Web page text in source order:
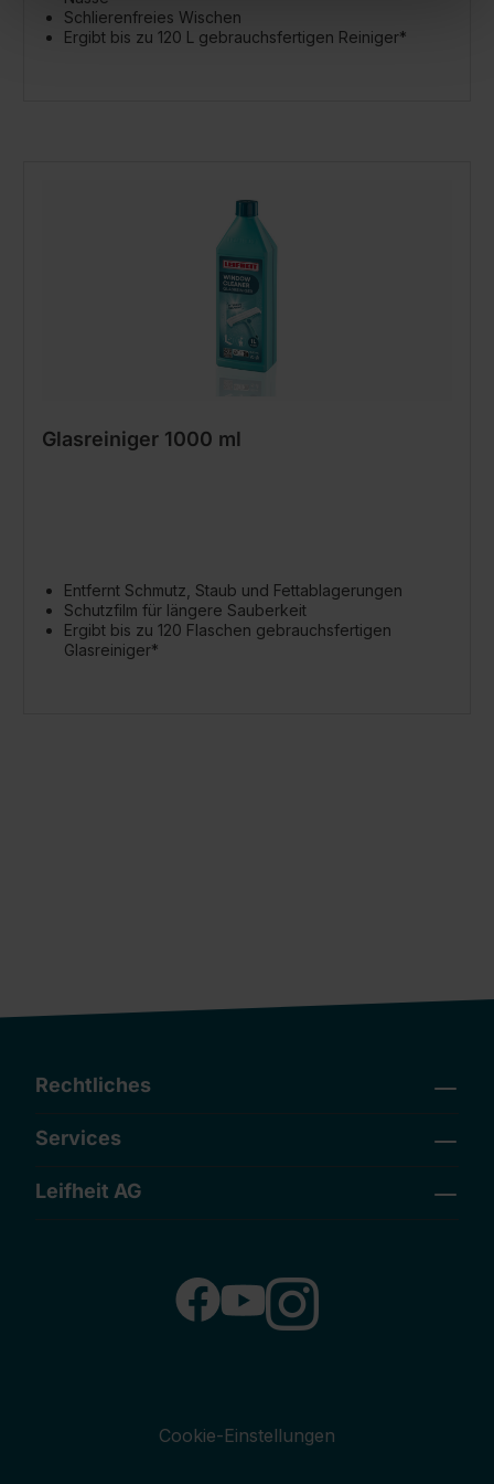
Schlierenfreies Wischen
Ergibt bis zu 120 L gebrauchsfertigen Reiniger*
Glasreiniger 1000 ml
Entfernt Schmutz, Staub und Fettablagerungen
Schutzfilm für längere Sauberkeit
Ergibt bis zu 120 Flaschen gebrauchsfertigen
Glasreiniger*
Rechtliches
Services
Leifheit AG
Cookie-Einstellungen